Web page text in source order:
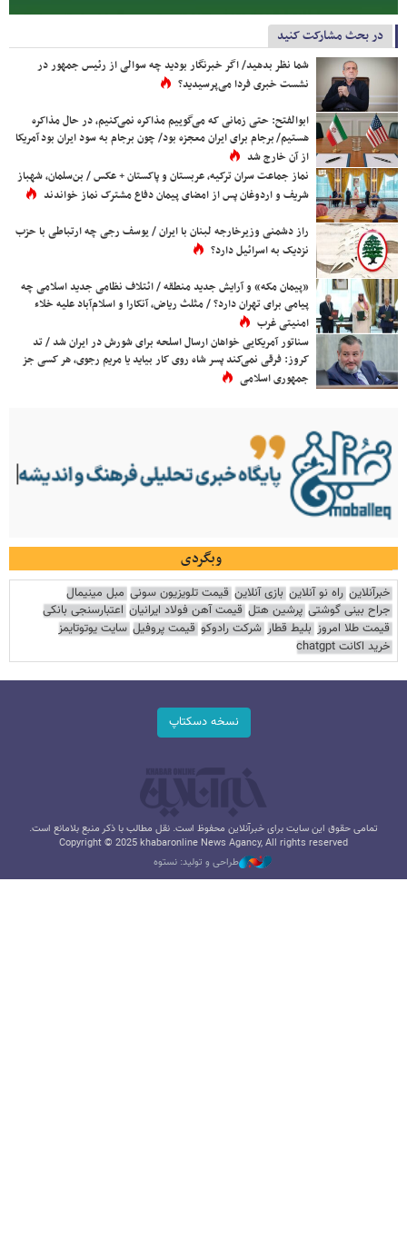
در بحث مشارکت کنید
شما نظر بدهید/ اگر خبرنگار بودید چه سوالی از رئیس جمهور در
نشست خبری فردا می‌پرسیدید؟
ابوالفتح: حتی زمانی که می‌گوییم مذاکره نمی‌کنیم، در حال مذاکره
هستیم/ برجام برای ایران معجزه بود/ چون برجام به سود ایران بود آمریکا
از آن خارج شد
نماز جماعت سران ترکیه، عربستان و پاکستان + عکس / بن‌سلمان، شهباز
شریف و اردوغان پس از امضای پیمان دفاع مشترک نماز خواندند
راز دشمنی وزیرخارجه لبنان با ایران / یوسف رجی چه ارتباطی با حزب
نزدیک به اسرائیل دارد؟
«پیمان مکه» و آرایش جدید منطقه / ائتلاف نظامی جدید اسلامی چه
پیامی برای تهران دارد؟ / مثلث ریاض، آنکارا و اسلام‌آباد علیه خلاء
امنیتی غرب
سناتور آمریکایی خواهان ارسال اسلحه برای شورش در ایران شد / تد
کروز: فرقی نمی‌کند پسر شاه روی کار بیاید یا مریم رجوی، هر کسی جز
جمهوری اسلامی
وبگردی
خبرآنلاین راه نو آنلاین بازی آنلاین قیمت تلویزیون سونی مبل مینیمال
جراح بینی گوشتی پرشین هتل قیمت آهن فولاد ایرانیان اعتبارسنجی بانکی
قیمت طلا امروز بلیط قطار شرکت رادوکو قیمت پروفیل سایت یوتوتایمز
خرید اکانت chatgpt
نسخه دسکتاپ
تمامی حقوق این سایت برای خبرآنلاین محفوظ است. نقل مطالب با ذکر منبع بلامانع است.
Copyright © 2025 khabaronline News Agancy, All rights reserved
طراحی و تولید: نستوه